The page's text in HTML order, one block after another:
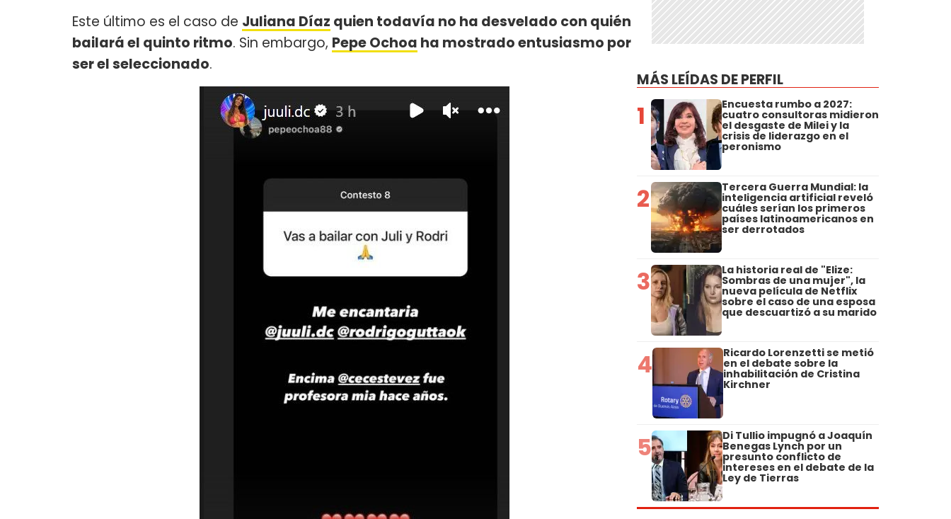
Este último es el caso de Juliana Díaz quien todavía no ha desvelado con quién
bailará el quinto ritmo. Sin embargo, Pepe Ochoa ha mostrado entusiasmo por
ser el seleccionado.
MÁS LEÍDAS DE PERFIL
1 Encuesta rumbo a 2027:
cuatro consultoras midieron
el desgaste de Milei y la
crisis de liderazgo en el
peronismo
2 Tercera Guerra Mundial: la
inteligencia artificial reveló
cuáles serían los primeros
países latinoamericanos en
ser derrotados
3 La historia real de "Elize:
Sombras de una mujer", la
nueva película de Netflix
sobre el caso de una esposa
que descuartizó a su marido
4 Ricardo Lorenzetti se metió
en el debate sobre la
inhabilitación de Cristina
Kirchner
5 Di Tullio impugnó a Joaquín
Benegas Lynch por un
presunto conflicto de
intereses en el debate de la
Ley de Tierras